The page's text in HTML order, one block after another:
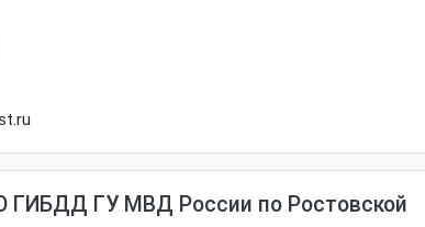
ГУ МВД России по Ростовской